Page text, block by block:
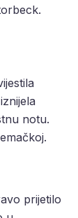
notu.
prijetilo